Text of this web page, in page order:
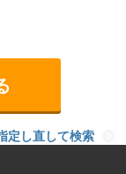
定し直して検索